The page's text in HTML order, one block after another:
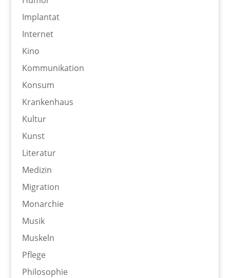
Implantat
Internet
Kino
Kommunikation
Konsum
Krankenhaus
Kultur
Kunst
Literatur
Medizin
Migration
Monarchie
Musik
Muskeln
Pflege
Philosophie